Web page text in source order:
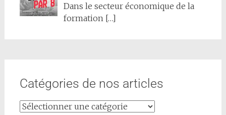
Dans le secteur économique de la
formation […]
Catégories de nos articles